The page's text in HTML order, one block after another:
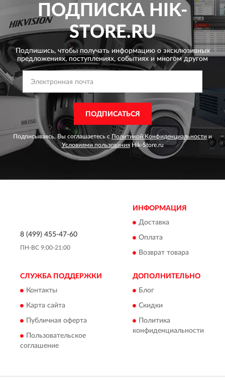
ПОДПИСКАHIK-
STORE.RU
Подпишись, чтобы получать информацию о эксклюзивных
предложениях, поступлениях, событиях и многом другом
ПОДПИСАТЬСЯ
Подписываясь, Вы соглашаетесь сПолитикой Конфиденциальности и
Условиями пользованияHik-Store.ru
8 (499) 455-47-60
ПН-ВС 9:00-21:00
ИНФОРМАЦИЯ
Доставка
Оплата
Возврат товара
СЛУЖБА ПОДДЕРЖКИ
Контакты
Карта сайта
Публичная оферта
Пользовательское
соглашение
ДОПОЛНИТЕЛЬНО
Блог
Скидки
Политика
конфиденциальности